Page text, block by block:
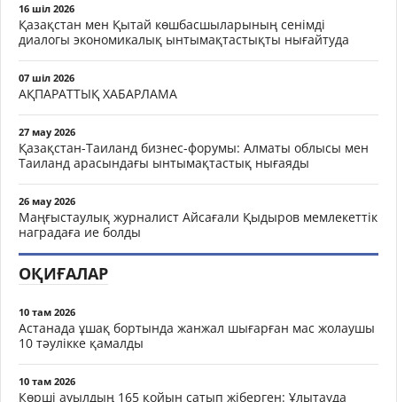
16 шіл 2026
Қазақстан мен Қытай көшбасшыларының сенімді
диалогы экономикалық ынтымақтастықты нығайтуда
07 шіл 2026
АҚПАРАТТЫҚ ХАБАРЛАМА
27 мау 2026
Қазақстан-Таиланд бизнес-форумы: Алматы облысы мен
Таиланд арасындағы ынтымақтастық нығаяды
26 мау 2026
Маңғыстаулық журналист Айсағали Қыдыров мемлекеттік
наградаға ие болды
ОҚИҒАЛАР
10 там 2026
Астанада ұшақ бортында жанжал шығарған мас жолаушы
10 тәулікке қамалды
10 там 2026
Көрші ауылдың 165 қойын сатып жіберген: Ұлытауда